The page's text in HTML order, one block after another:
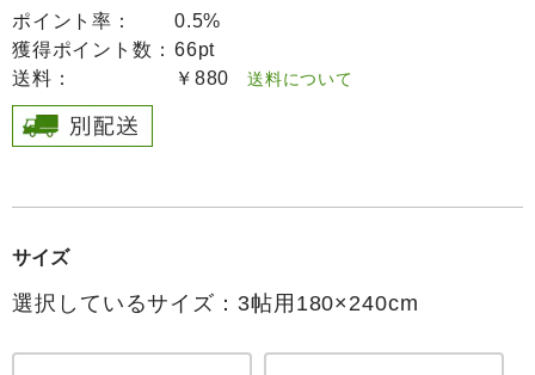
ポイント率：
0.5%
獲得ポイント数： 66pt
送料：
￥880 送料について
サイズ
選択しているサイズ：3帖用180×240cm